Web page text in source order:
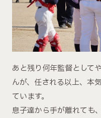
あと残り何年監督として
んが、任される以上、本
ています。
息子達から手が離れても